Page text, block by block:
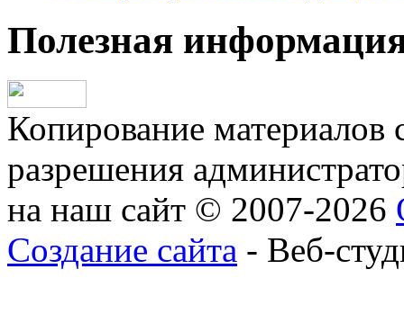
Полезная
Копирование материалов
разрешения
на наш сайт © 2007-2026
Создание сайта - Веб-